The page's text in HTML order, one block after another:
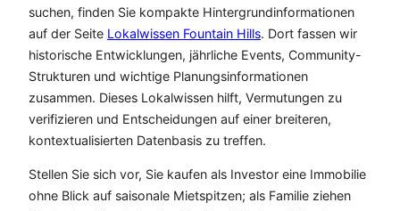
suchen, finden Sie kompakte Hintergrundinformationen
auf der Seite Lokalwissen Fountain Hills. Dort fassen wir
historische Entwicklungen, jährliche Events, Community-
Strukturen und wichtige Planungsinformationen
zusammen. Dieses Lokalwissen hilft, Vermutungen zu
verifizieren und Entscheidungen auf einer breiteren,
kontextualisierten Datenbasis zu treffen.
Stellen Sie sich vor, Sie kaufen als Investor eine Immobilie
ohne Blick auf saisonale Mietspitzen; als Familie ziehen